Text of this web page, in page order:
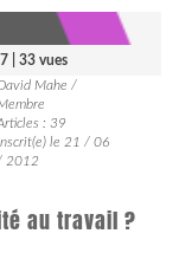
| 33 vues
Mahe /
: 39
le 21 / 06
2012
au travail ?